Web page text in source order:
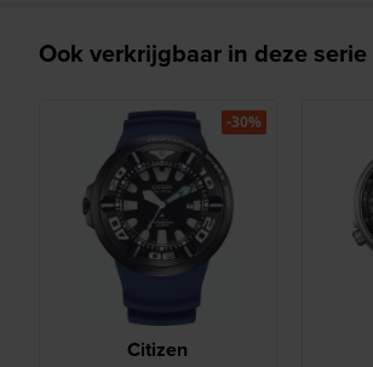
Ook verkrijgbaar in deze serie
Citizen
-30%